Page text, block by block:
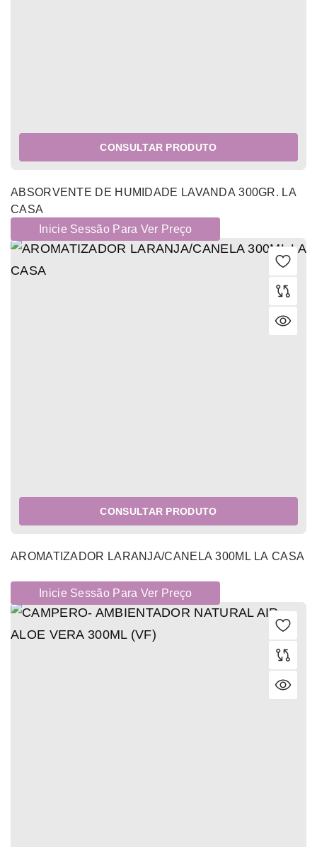
CONSULTAR PRODUTO
ABSORVENTE DE HUMIDADE LAVANDA 300GR. LA
CASA
Inicie Sessão Para Ver Preço
CONSULTAR PRODUTO
AROMATIZADOR LARANJA/CANELA 300ML LA CASA
Inicie Sessão Para Ver Preço